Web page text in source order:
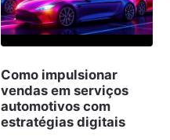
Como impulsionar
vendas em serviços
automotivos com
estratégias digitais